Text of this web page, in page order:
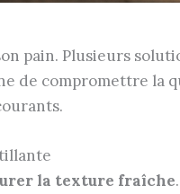
pain. Plusieurs
de compromettre la
la texture fraîche